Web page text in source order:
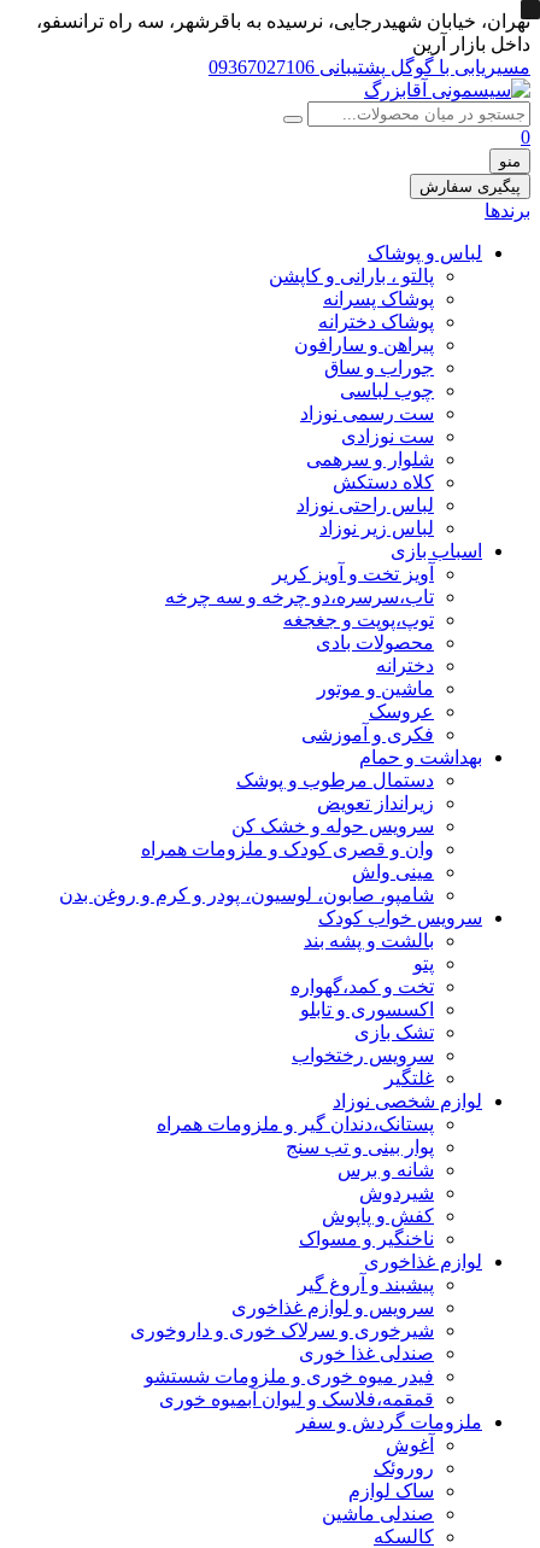
تهران، خيابان شهيدرجايى، نرسیده به باقرشهر، سه راه ترانسفو،
داخل بازار آرین
مسیریابی با گوگل پشتیبانی 09367027106
0
منو
پیگیری سفارش
برندها
لباس و پوشاک
پالتو ، بارانی و کاپشن
پوشاک پسرانه
پوشاک دخترانه
پیراهن و سارافون
جوراب و ساق
چوب لباسی
ست رسمی نوزاد
ست نوزادی
شلوار و سرهمی
کلاه دستکش
لباس راحتی نوزاد
لباس زیر نوزاد
اسباب بازی
آویز تخت و آویز کریر
تاب،سرسره،دو چرخه و سه چرخه
توپ،پوپت و جغجغه
محصولات بادی
دخترانه
ماشین و موتور
عروسک
فکری و آموزشی
بهداشت و حمام
دستمال مرطوب و پوشک
زیرانداز تعویض
سرویس حوله و خشک کن
وان و قصری کودک و ملزومات همراه
مینی واش
شامپو، صابون، لوسیون، پودر و کرم و روغن بدن
سرویس خواب کودک
بالشت و پشه بند
پتو
تخت و کمد،گهواره
اکسسوری و تابلو
تشک بازی
سرویس رختخواب
غلتگیر
لوازم شخصی نوزاد
پستانک،دندان گیر و ملزومات همراه
پوار بینی و تب سنج
شانه و برس
شیردوش
کفش و پاپوش
ناخنگیر و مسواک
لوازم غذاخوری
پیشبند و آروغ گیر
سرویس و لوازم غذاخوری
شیرخوری و سرلاک خوری و داروخوری
صندلی غذا خوری
فیدر میوه خوری و ملزومات شستشو
قمقمه،فلاسک و لیوان آبمیوه خوری
ملزومات گردش و سفر
آغوش
روروئک
ساک لوازم
صندلی ماشین
کالسکه